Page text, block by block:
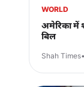
WORLD
अमेरिका में
बिल
Shah Times•